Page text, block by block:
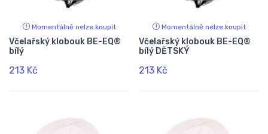
Momentálně nelze koupit
Včelařský klobouk BE-EQ®
bílý
213 Kč
Momentálně nelze koupit
Včelařský klobouk BE-EQ®
bílý DĚTSKÝ
213 Kč